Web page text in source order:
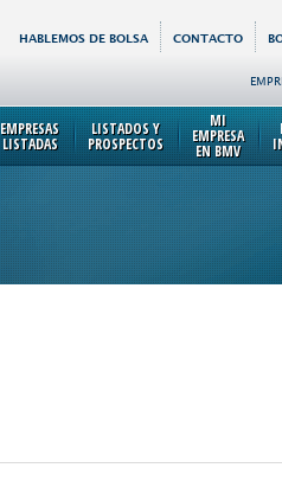
HABLEMOS DE BOLSA CONTACTO
EMPRESAS
LISTADAS
LISTADOS Y
PROSPECTOS
MI
EMPRESA
EN BMV